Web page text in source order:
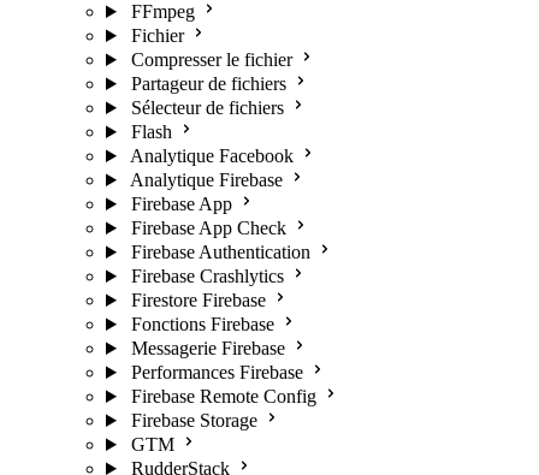
FFmpeg
Fichier
Compresser le fichier
Partageur de fichiers
Sélecteur de fichiers
Flash
Analytique Facebook
Analytique Firebase
Firebase App
Firebase App Check
Firebase Authentication
Firebase Crashlytics
Firestore Firebase
Fonctions Firebase
Messagerie Firebase
Performances Firebase
Firebase Remote Config
Firebase Storage
GTM
RudderStack